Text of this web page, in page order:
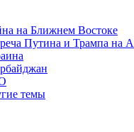
на Ближнем Востоке
Путина и Трампа на
темы